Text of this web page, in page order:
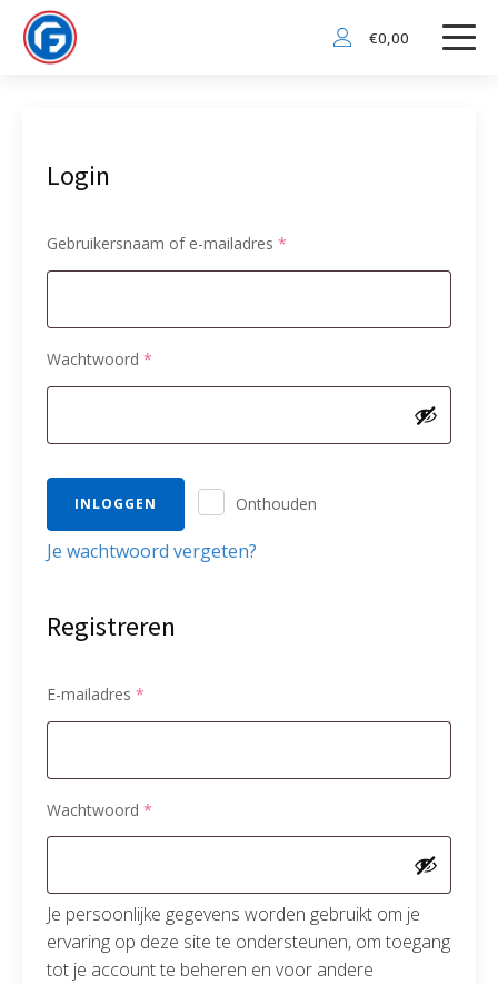
€0,00
Login
Gebruikersnaam of e-mailadres*
Wachtwoord*
Onthouden
INLOGGEN
Je wachtwoord vergeten?
Registreren
E-mailadres*
Wachtwoord*
Je persoonlijke gegevens worden gebruikt om je
ervaring op deze site te ondersteunen, om toegang
tot je account te beheren en voor andere